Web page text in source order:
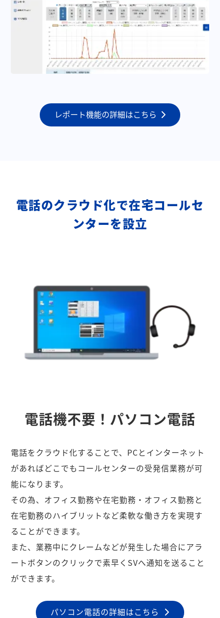
レポート機能の詳細はこちら
電話のクラウド化で在宅コールセ
ンターを設立
電話機不要！パソコン電話
電話をクラウド化することで、PCとインターネット
があればどこでもコールセンターの受発信業務が可
能になります。
その為、オフィス勤務や在宅勤務・オフィス勤務と
在宅勤務のハイブリットなど柔軟な働き方を実現す
ることができます。
また、業務中にクレームなどが発生した場合にアラ
ートボタンのクリックで素早くSVへ通知を送ること
ができます。
パソコン電話の詳細はこちら